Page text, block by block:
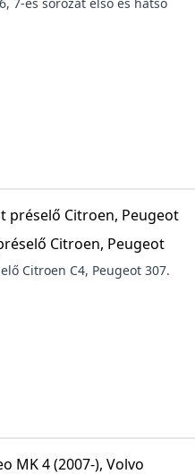
Citroen, Peugeot
Citroen C4, Peugeot 307.